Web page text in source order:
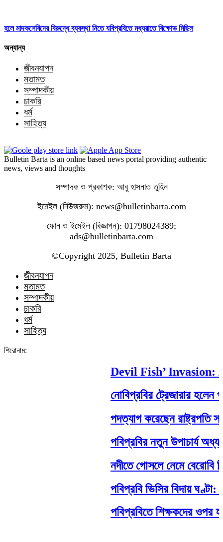
হলে মাদকসেবিদের বিরুদ্ধে ব্যবস্থা নিতে যবিপ্রবিতে মধ্যরাতে বিক্ষোভ মিছিল
অন্যান্য
জীবনযাপন
মতামত
সম্পাদকীয়
চাকরি
ধর্ম
সাহিত্য
Bulletin Barta is an online based news portal providing authentic
news, views and thoughts
সম্পাদক ও প্রকাশক: আবু হাসনাত তুহিন
ইমেইল (নিউজরুম): news@bulletinbarta.com
ফোন ও ইমেইল (বিজ্ঞাপন): 01798024389;
ads@bulletinbarta.com
©️Copyright 2025, Bulletin Barta
জীবনযাপন
মতামত
সম্পাদকীয়
চাকরি
ধর্ম
সাহিত্য
শিরোনাম:
Devil Fish’ Invasion:
নোবিপ্রবির ট্রেজারার হলেন
পদত্যাগ করেছেন রাষ্ট্রপতি
পবিপ্রবির নতুন উপাচার্য
নদীতে গোসলে নেমে বেরোবি
পবিপ্রবি ভিসির বিদায়
পবিপ্রবিতে শিক্ষকদের ওপর